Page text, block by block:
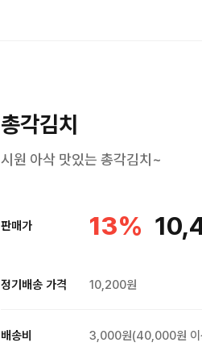
총각김치
시원 아삭 맛있는 총각김치~
판매가 13%
정기배송 가격 10,200원
배송비 3,000원(40,000원 이